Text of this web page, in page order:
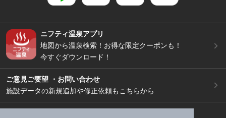
ニフティ温泉アプリ
地図から温泉検索！お得な限定クーポンも！
今すぐダウンロード！
ご意見ご要望 ・お問い合わせ
施設データの新規追加や修正依頼もこちらから